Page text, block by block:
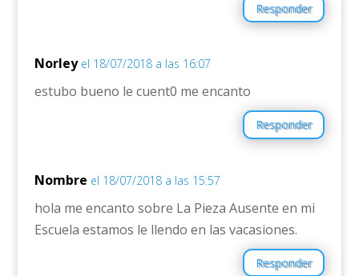
Responder
Norley el 18/07/2018 a las 16:07
estubo bueno le cuent0 me encanto
Responder
Nombre el 18/07/2018 a las 15:57
hola me encanto sobre La Pieza Ausente en mi
Escuela estamos le llendo en las vacasiones.
Responder